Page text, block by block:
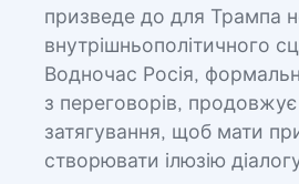
призведе до для Трампа
внутрішньополітичного
Водночас Росія,
з переговорів, продовжує
затягування, щоб мати
створювати ілюзію